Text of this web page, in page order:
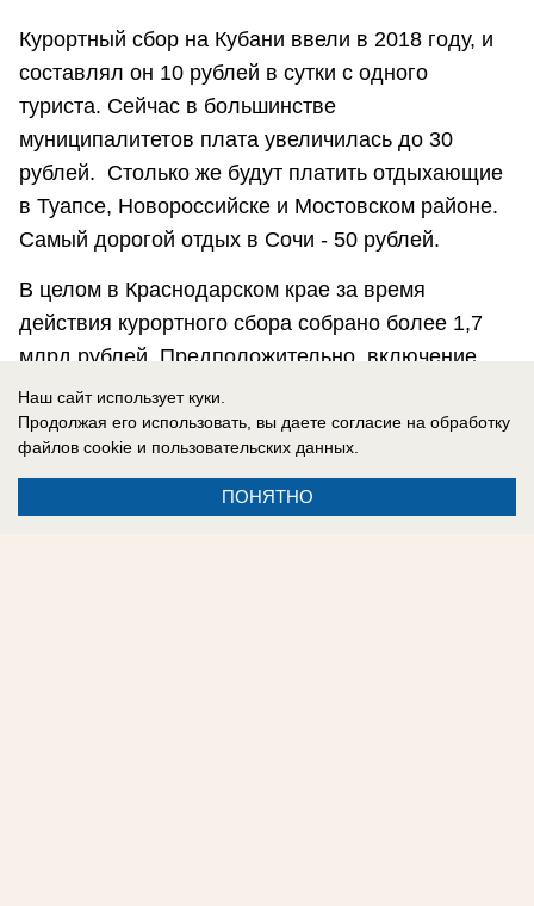
Курортный сбор на Кубани ввели в 2018 году, и
составлял он 10 рублей в сутки с одного
туриста. Сейчас в большинстве
муниципалитетов плата увеличилась до 30
рублей. Столько же будут платить отдыхающие
в Туапсе, Новороссийске и Мостовском районе.
Самый дорогой отдых в Сочи - 50 рублей.
В целом в Краснодарском крае за время
действия курортного сбора собрано более 1,7
млрд рублей. Предположительно, включение
Новороссийска даст дополнительный доход в
пределах 7,2 млн рублей.
Натали Манькова
Наш сайт использует куки.
Продолжая его использовать, вы даете согласие на обработку
файлов cookie и пользовательских данных.
ПОНЯТНО